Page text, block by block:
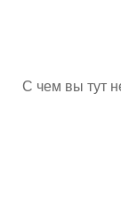
С чем вы тут